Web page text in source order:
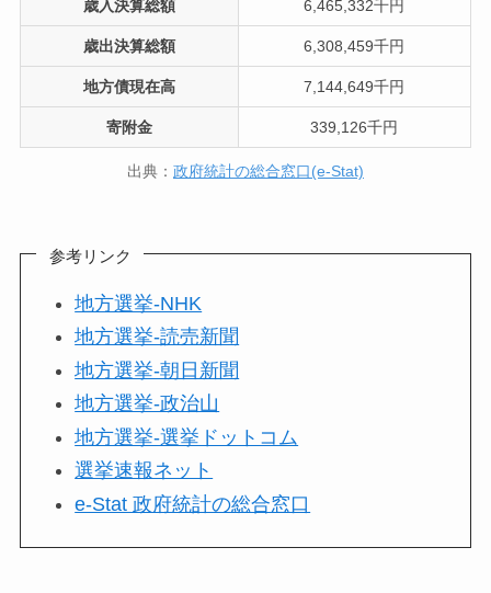
歳入決算総額 6,465,332千円
歳出決算総額 6,308,459千円
地方債現在高 7,144,649千円
寄附金 339,126千円
出典： 政府統計の総合窓口(e-Stat)
参考リンク
地方選挙-NHK
地方選挙-読売新聞
地方選挙-朝日新聞
地方選挙-政治山
地方選挙-選挙ドットコム
選挙速報ネット
e-Stat 政府統計の総合窓口